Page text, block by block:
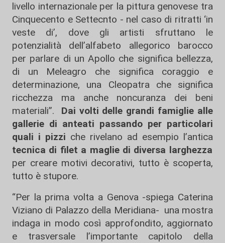
livello internazionale per la pittura genovese tra
Cinquecento e Settecnto - nel caso di ritratti ‘in
veste di’, dove gli artisti sfruttano le
potenzialità dell’alfabeto allegorico barocco
per parlare di un Apollo che significa bellezza,
di un Meleagro che significa coraggio e
determinazione, una Cleopatra che significa
ricchezza ma anche noncuranza dei beni
materiali”. Dai volti delle grandi famiglie alle
gallerie di anteati passando per particolari
quali i pizzi che rivelano ad esempio l’antica
tecnica di filet a maglie di diversa larghezza
per creare motivi decorativi, tutto è scoperta,
tutto è stupore.
“Per la prima volta a Genova -spiega Caterina
Viziano di Palazzo della Meridiana- una mostra
indaga in modo così approfondito, aggiornato
e trasversale l’importante capitolo della